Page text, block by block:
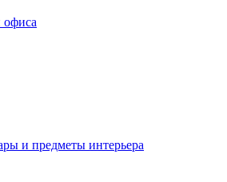
офиса
и предметы интерьера